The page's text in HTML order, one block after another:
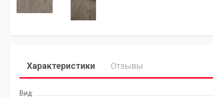
Характеристики Отзывы
Вид: